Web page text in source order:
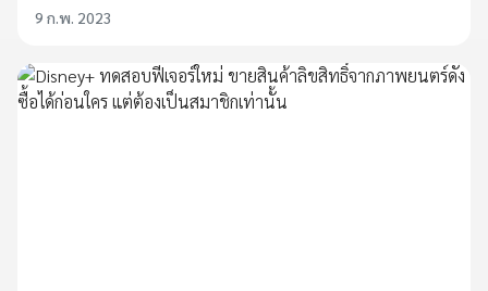
9 ก.พ. 2023